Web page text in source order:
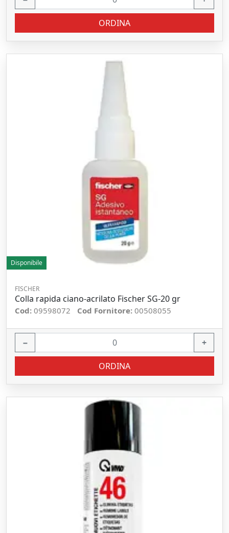
ORDINA
Disponibile
FISCHER
Colla rapida ciano-acrilato Fischer SG-20 gr
Cod: 09598072 Cod Fornitore: 00508055
− +
ORDINA